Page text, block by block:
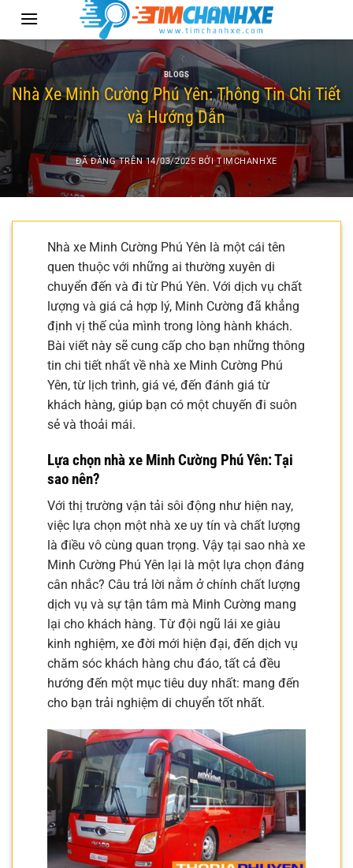
dung
BLOGS
Nhà Xe Minh Cường Phú Yên: Thông Tin Chi Tiết
và Hướng Dẫn
ĐÃ ĐĂNG TRÊN14/03/2025 BỞITIMCHANHXE
Nhà xe Minh Cường Phú Yên là một cái tên
quen thuộc với những ai thường xuyên di
chuyển đến và đi từ Phú Yên. Với dịch vụ chất
lượng và giá cả hợp lý, Minh Cường đã khẳng
định vị thế của mình trong lòng hành khách.
Bài viết này sẽ cung cấp cho bạn những thông
tin chi tiết nhất về nhà xe Minh Cường Phú
Yên, từ lịch trình, giá vé, đến đánh giá từ
khách hàng, giúp bạn có một chuyến đi suôn
sẻ và thoải mái.
Lựa chọn nhà xe Minh Cường Phú Yên: Tại
sao nên?
Với thị trường vận tải sôi động như hiện nay,
việc lựa chọn một nhà xe uy tín và chất lượng
là điều vô cùng quan trọng. Vậy tại sao nhà xe
Minh Cường Phú Yên lại là một lựa chọn đáng
cân nhắc? Câu trả lời nằm ở chính chất lượng
dịch vụ và sự tận tâm mà Minh Cường mang
lại cho khách hàng. Từ đội ngũ lái xe giàu
kinh nghiệm, xe đời mới hiện đại, đến dịch vụ
chăm sóc khách hàng chu đáo, tất cả đều
hướng đến một mục tiêu duy nhất: mang đến
cho bạn trải nghiệm di chuyển tốt nhất.